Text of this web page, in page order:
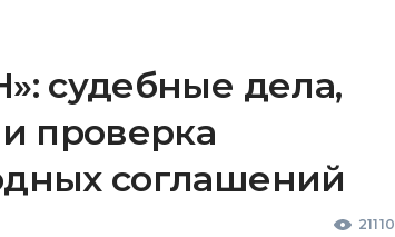
судебные дела,
проверка
соглашений
21110